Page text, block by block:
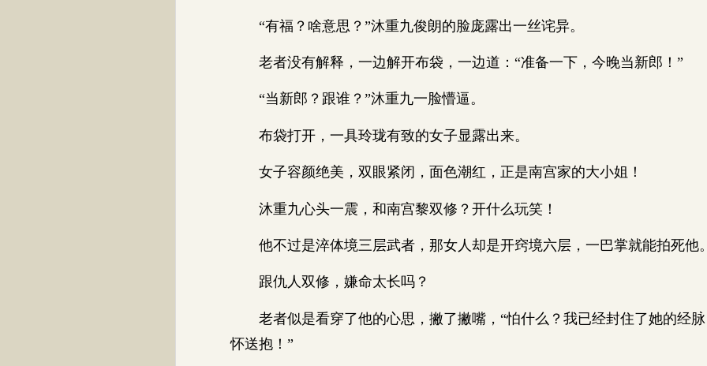
“有福？啥意思？”沐重九俊朗的脸庞露出一丝诧异。
老者没有解释，一边解开布袋，一边道：“准备一下，今晚当新郎！”
“当新郎？跟谁？”沐重九一脸懵逼。
布袋打开，一具玲珑有致的女子显露出来。
女子容颜绝美，双眼紧闭，面色潮红，正是南宫家的大小姐！
沐重九心头一震，和南宫黎双修？开什么玩笑！
他不过是淬体境三层武者，那女人却是开窍境六层，一巴掌就能拍死他
跟仇人双修，嫌命太长吗？
老者似是看穿了他的心思，撇了撇嘴，“怕什么？我已经封住了她的经
怀送抱！”